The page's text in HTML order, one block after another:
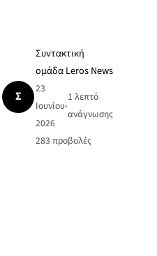
Σ
Συντακτική
ομάδα Leros News
23
Ιουνίου
2026
•
1 λεπτό
ανάγνωσης
283 προβολές